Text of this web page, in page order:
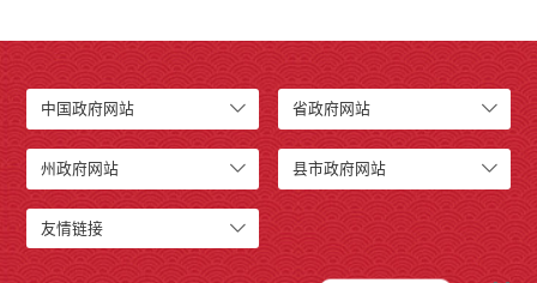
中国政府网站 省政府网站
州政府网站 县市政府网站
友情链接